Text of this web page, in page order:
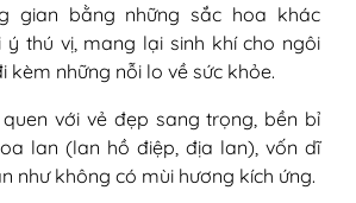
gian bằng những sắc hoa khác
thú vị, mang lại sinh khí cho ngôi
kèm những nỗi lo về sức khỏe.
với vẻ đẹp sang trọng, bền bỉ
lan (lan hồ điệp, địa lan), vốn dĩ
như không có mùi hương kích ứng.